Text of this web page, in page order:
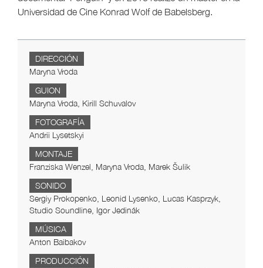
Universidad de Cine Konrad Wolf de Babelsberg.
DIRECCIÓN
Maryna Vroda
GUION
Maryna Vroda, Kirill Schuvalov
FOTOGRAFÍA
Andrii Lysetskyi
MONTAJE
Franziska Wenzel, Maryna Vroda, Marek Šulik
SONIDO
Sergiy Prokopenko, Leonid Lysenko, Lucas Kasprzyk,
Studio Soundline, Igor Jedinák
MÚSICA
Anton Baibakov
PRODUCCIÓN